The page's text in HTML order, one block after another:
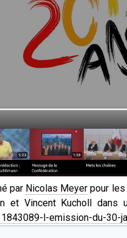
par Nicolas Meyer pour les
et Vincent Kucholl
l-emission-du-30-